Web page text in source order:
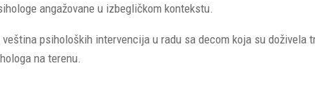
angažovane u izbegličkom kontekstu.
psiholoških intervencija u radu sa decom koja su doživela
na terenu.